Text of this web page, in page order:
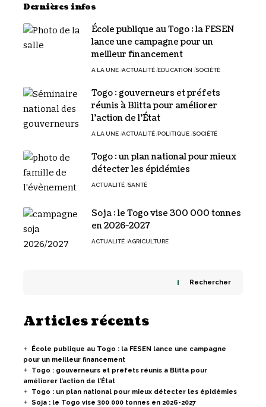
Dernières infos
École publique au Togo : la FESEN
lance une campagne pour un
meilleur financement
A LA UNE ACTUALITÉ EDUCATION SOCIÉTÉ
Togo : gouverneurs et préfets
réunis à Blitta pour améliorer
l’action de l’État
A LA UNE ACTUALITÉ POLITIQUE SOCIÉTÉ
Togo : un plan national pour mieux
détecter les épidémies
ACTUALITÉ SANTÉ
Soja : le Togo vise 300 000 tonnes
en 2026-2027
ACTUALITÉ AGRICULTURE
Rechercher
Articles récents
École publique au Togo : la FESEN lance une campagne
pour un meilleur financement
Togo : gouverneurs et préfets réunis à Blitta pour
améliorer l’action de l’État
Togo : un plan national pour mieux détecter les épidémies
Soja : le Togo vise 300 000 tonnes en 2026-2027